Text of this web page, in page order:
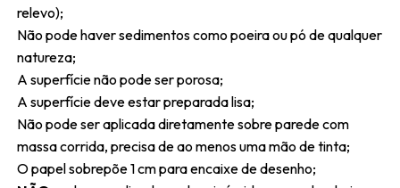
relevo);
Não pode haver sedimentos como poeira ou pó de qualquer
natureza;
A superfície não pode ser porosa;
A superfície deve estar preparada lisa;
Não pode ser aplicada diretamente sobre parede com
massa corrida, precisa de ao menos uma mão de tinta;
O papel sobrepõe 1 cm para encaixe de desenho;